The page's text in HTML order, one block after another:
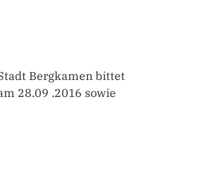
Bergkamen bittet
28.09 .2016 sowie